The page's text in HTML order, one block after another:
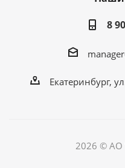
8
Екатеринбург,
2026 © АО